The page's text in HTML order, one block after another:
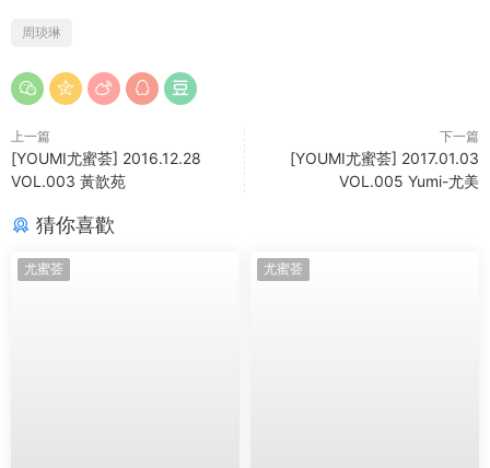
周琰琳
上一篇
[YOUMI尤蜜荟] 2016.12.28
VOL.003 黃歆苑
下一篇
[YOUMI尤蜜荟] 2017.01.03
VOL.005 Yumi-尤美
猜你喜歡
尤蜜荟 尤蜜荟